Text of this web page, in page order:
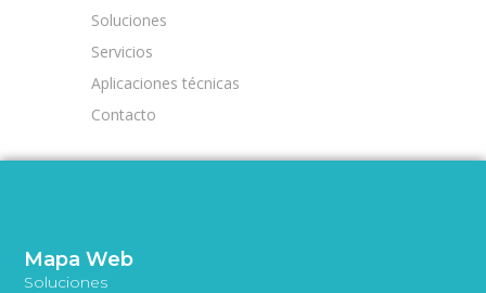
Soluciones
Servicios
Aplicaciones técnicas
Contacto
Mapa Web
Soluciones